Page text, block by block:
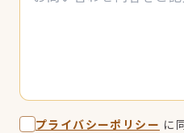
プライバシーポリシー に